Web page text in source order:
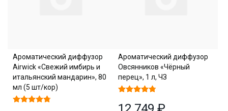
Ароматический диффузор
Airwick «Свежий имбирь и
итальянский мандарин», 80
мл (5 шт/кор)
Ароматический диффузор
Овсянников «Чёрный
перец», 1 л, ЧЗ